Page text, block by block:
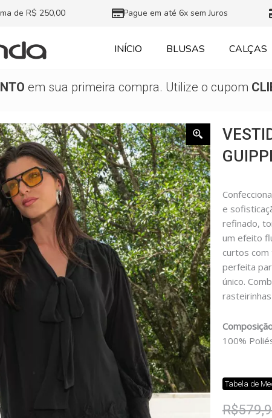
de R$ 250,00 Pague em até 6x sem Juros
INÍCIO BLUSAS CALÇAS
em sua primeira compra. Utilize o cupom
e
refinado,
um efeito
curtos
perfeita
único.
100%
Tabela de
R$